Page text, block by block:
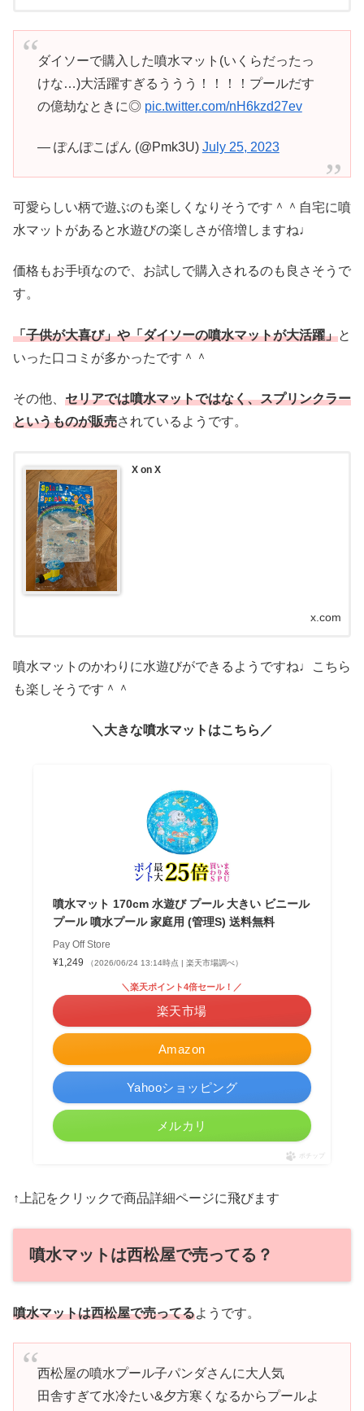
ダイソーで購入した噴水マット(いくらだったっ
けな…)大活躍すぎるううう！！！！プールだす
の億劫なときに◎ pic.twitter.com/nH6kzd27ev
— ぽんぽこぱん (@Pmk3U) July 25, 2023
可愛らしい柄で遊ぶのも楽しくなりそうです＾＾自宅に噴
水マットがあると水遊びの楽しさが倍増しますね♩
価格もお手頃なので、お試しで購入されるのも良さそうで
す。
「子供が大喜び」や「ダイソーの噴水マットが大活躍」と
いった口コミが多かったです＾＾
その他、 セリアでは噴水マットではなく、スプリンクラー
というものが販売されているようです。
X on X
x.com
噴水マットのかわりに水遊びができるようですね♩こちら
も楽しそうです＾＾
＼大きな噴水マットはこちら／
噴水マット 170cm 水遊び プール 大きい ビニール
プール 噴水プール 家庭用 (管理S) 送料無料
Pay Off Store
¥1,249
（2026/06/24 13:14時点 | 楽天市場調べ）
Amazon
＼楽天ポイント4倍セール！／
楽天市場
Yahooショッピング
メルカリ
ポチップ
↑上記をクリックで商品詳細ページに飛びます
噴水マットは西松屋で売ってる？
噴水マットは西松屋で売ってるようです。
西松屋の噴水プール子パンダさんに大人気
田舎すぎて水冷たい&夕方寒くなるからプールよ